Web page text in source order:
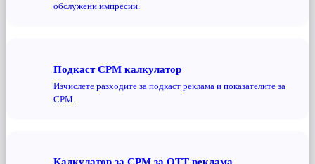
обслужени импресии.
Подкаст CPM калкулатор
Изчислете разходите за подкаст реклама и показателите за
CPM.